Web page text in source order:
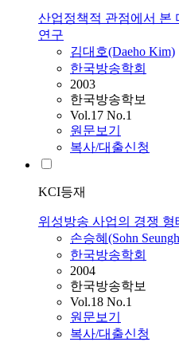
산업정책적 관점에서 본
연구
김대호(Daeho Kim)
한국방송학회
2003
한국방송학보
Vol.17 No.1
원문보기
복사/대출신청
KCI등재
위성방송 사업의 경쟁
손승혜(Sohn
한국방송학회
2004
한국방송학보
Vol.18 No.1
원문보기
복사/대출신청